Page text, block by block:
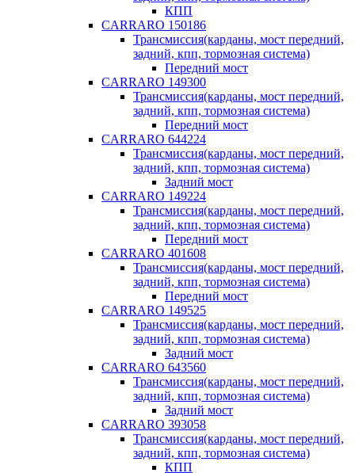
КПП
CARRARO 150186
Трансмиссия(карданы, мост передний,
задний, кпп, тормозная система)
Передний мост
CARRARO 149300
Трансмиссия(карданы, мост передний,
задний, кпп, тормозная система)
Передний мост
CARRARO 644224
Трансмиссия(карданы, мост передний,
задний, кпп, тормозная система)
Задний мост
CARRARO 149224
Трансмиссия(карданы, мост передний,
задний, кпп, тормозная система)
Передний мост
CARRARO 401608
Трансмиссия(карданы, мост передний,
задний, кпп, тормозная система)
Передний мост
CARRARO 149525
Трансмиссия(карданы, мост передний,
задний, кпп, тормозная система)
Задний мост
CARRARO 643560
Трансмиссия(карданы, мост передний,
задний, кпп, тормозная система)
Задний мост
CARRARO 393058
Трансмиссия(карданы, мост передний,
задний, кпп, тормозная система)
КПП